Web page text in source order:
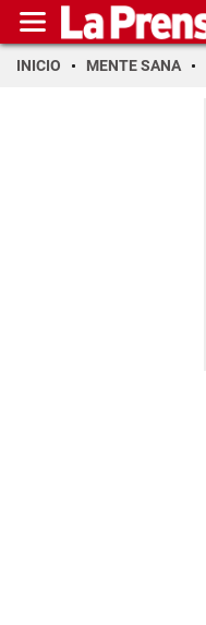
INICIO MENTE SANA